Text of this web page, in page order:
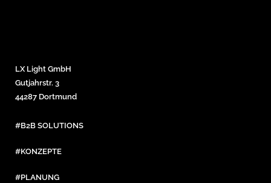
LX Light GmbH
Gutjahrstr. 3
44287 Dortmund
#B2B SOLUTIONS
#KONZEPTE
#PLANUNG